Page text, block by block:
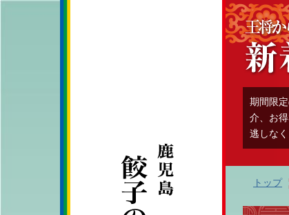
期間限
介、お
逃しなく
トップ